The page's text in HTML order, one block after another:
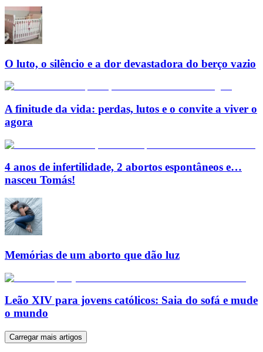
O luto, o silêncio e a dor devastadora do berço vazio
A finitude da vida: perdas, lutos e o convite a viver o
agora
4 anos de infertilidade, 2 abortos espontâneos e…
nasceu Tomás!
Memórias de um aborto que dão luz
Leão XIV para jovens católicos: Saia do sofá e mude
o mundo
Carregar mais artigos